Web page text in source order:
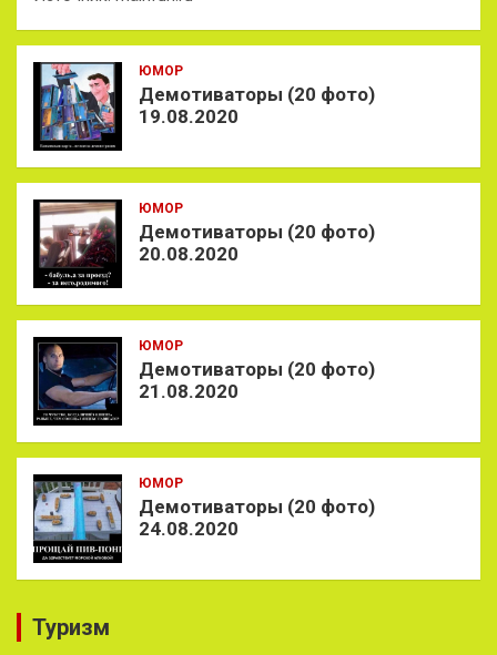
ЮМОР
Демотиваторы (20 фото)
19.08.2020
ЮМОР
Демотиваторы (20 фото)
20.08.2020
ЮМОР
Демотиваторы (20 фото)
21.08.2020
ЮМОР
Демотиваторы (20 фото)
24.08.2020
Туризм